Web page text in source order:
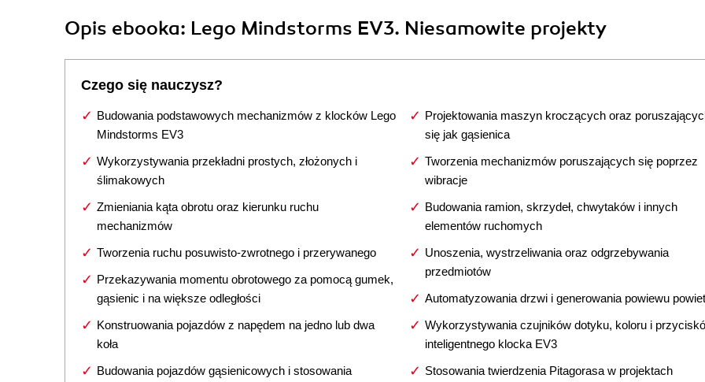
Opis ebooka: Lego Mindstorms EV3. Niesamowite projekty
Czego się nauczysz?
Budowania podstawowych mechanizmów z klocków Lego
Mindstorms EV3
Wykorzystywania przekładni prostych, złożonych i
ślimakowych
Zmieniania kąta obrotu oraz kierunku ruchu
mechanizmów
Tworzenia ruchu posuwisto-zwrotnego i przerywanego
Przekazywania momentu obrotowego za pomocą gumek,
gąsienic i na większe odległości
Konstruowania pojazdów z napędem na jedno lub dwa
koła
Budowania pojazdów gąsienicowych i stosowania
Projektowania maszyn kroczących oraz
się jak gąsienica
Tworzenia mechanizmów poruszających się poprzez
wibracje
Budowania ramion, skrzydeł, chwytaków i innych
elementów ruchomych
Unoszenia, wystrzeliwania oraz odgrzebywania
przedmiotów
Automatyzowania drzwi i generowania powiewu
Wykorzystywania czujników dotyku, koloru i
inteligentnego klocka EV3
Stosowania twierdzenia Pitagorasa w projektach